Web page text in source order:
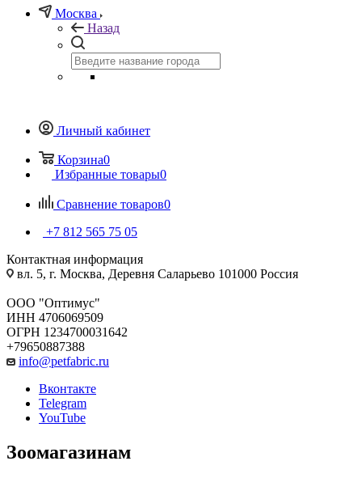
Москва
Назад
Личный кабинет
Корзина0
Избранные товары0
Сравнение товаров0
+7 812 565 75 05
Контактная информация
вл. 5, г. Москва, Деревня Саларьево 101000 Россия
ООО "Оптимус"
ИНН 4706069509
ОГРН 1234700031642
+79650887388
info@petfabric.ru
Вконтакте
Telegram
YouTube
Зоомагазинам